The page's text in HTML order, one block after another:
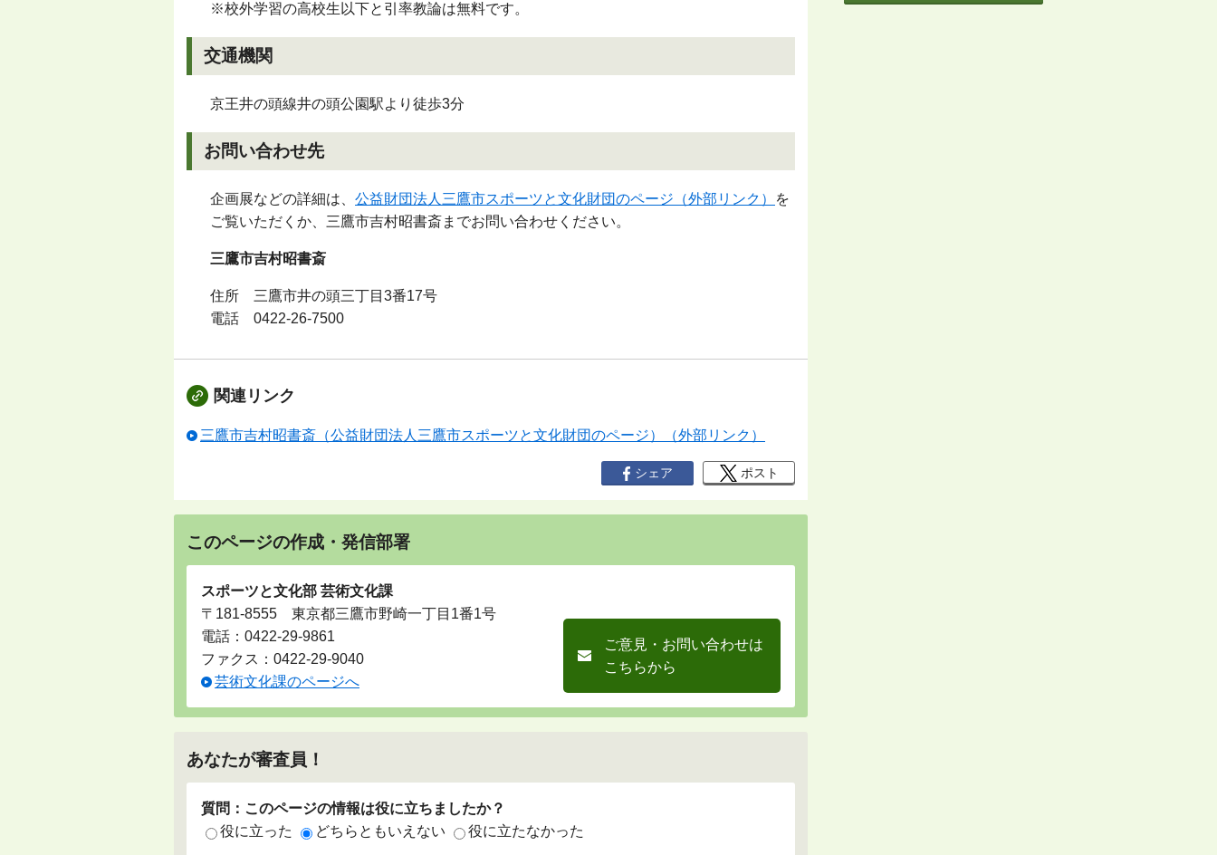
※校外学習の高校生以下と引率教論は無料です。
交通機関
京王井の頭線井の頭公園駅より徒歩3分
お問い合わせ先
企画展などの詳細は、 公益財団法人三鷹市スポーツと文化財団のページ（外部リンク）
を
ご覧いただくか、三鷹市吉村昭書斎までお問い合わせください。
三鷹市吉村昭書斎
住所 三鷹市井の頭三丁目3番17号
電話 0422-26-7500
関連リンク
三鷹市吉村昭書斎（公益財団法人三鷹市スポーツと文化財団のページ）（外部リンク）
シェア ポスト
このページの作成・発信部署
スポーツと文化部 芸術文化課
〒181-8555 東京都三鷹市野崎一丁目1番1号
電話： 0422-29-9861
ファクス：0422-29-9040
芸術文化課のページへ
ご意見・お問い合わせは
こちらから
あなたが審査員！
質問：このページの情報は役に立ちましたか？
役に立った
どちらともいえない 役に立たなかった